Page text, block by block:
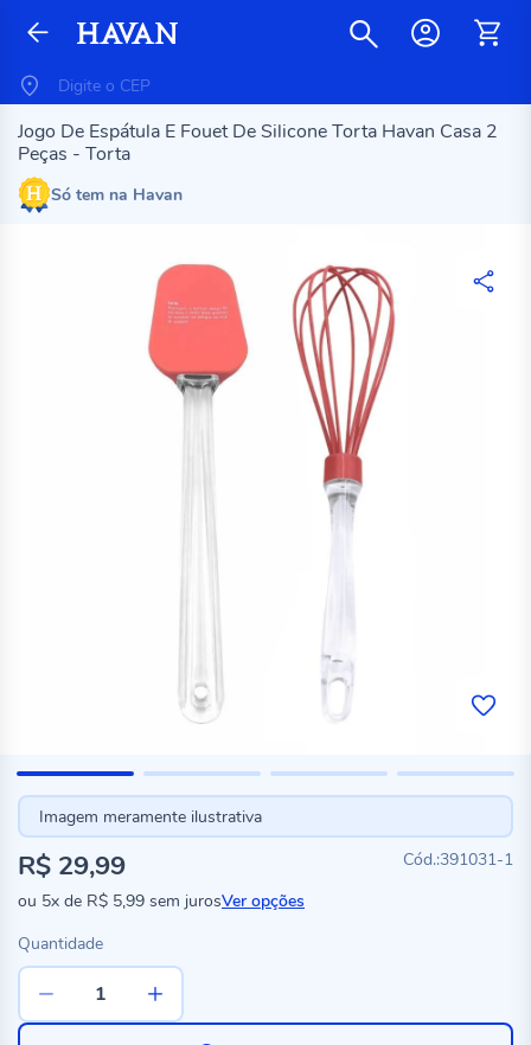
Jogo De Espátula E Fouet De Silicone Torta Havan Casa 2
Peças - Torta
Só tem na Havan
Imagem meramente ilustrativa
391031-1
R$ 29,99
ou 5x de R$ 5,99 sem jurosVer opções
Quantidade